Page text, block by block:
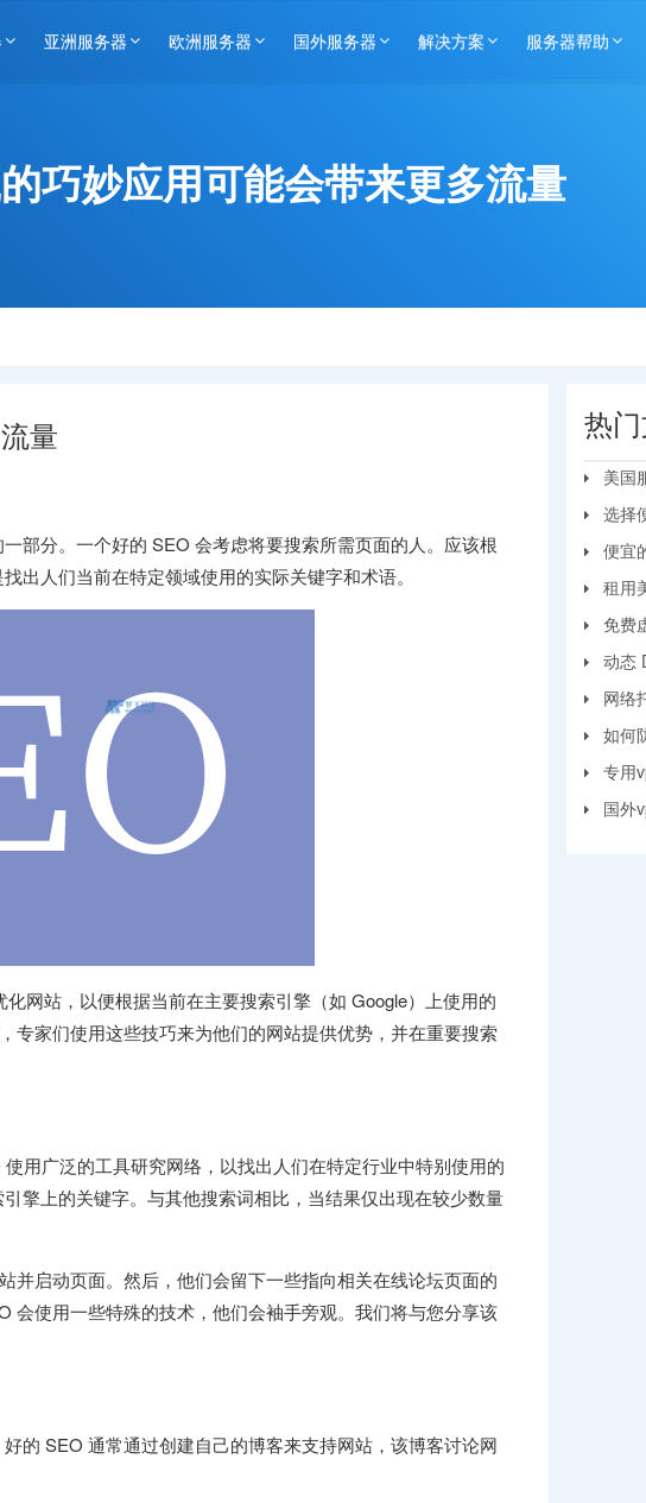
亚洲服务器 欧洲服务器 国外服务器 解决方案 服务器帮助
巧妙应用可能会带来更多流量
量
部分。一个好的 SEO 会考虑将要搜索所需页面的人。应该根
出人们当前在特定领域使用的实际关键字和术语。
网站，以便根据当前在主要搜索引擎（如 Google）上使用的
专家们使用这些技巧来为他们的网站提供优势，并在重要搜索
用广泛的工具研究网络，以找出人们在特定行业中特别使用的
擎上的关键字。与其他搜索词相比，当结果仅出现在较少数量
并启动页面。然后，他们会留下一些指向相关在线论坛页面的
会使用一些特殊的技术，他们会袖手旁观。我们将与您分享该
的 SEO 通常通过创建自己的博客来支持网站，该博客讨论网
热
美国
站群项
选择
面？便宜
服务器
租用
要注意
免费
机和优
动态
的？网络
别 如何
UDP?
专用
该选择
国外